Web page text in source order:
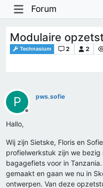
Forum
Modulaire
Technasium 2 2
P
Offline
pws.sofie
Hallo,
Wij zijn Sietske, Floris en
profielwerkstuk zijn we
bagagefiets voor in
gemaakt en gaan we nu in
ontwerpen. Van deze